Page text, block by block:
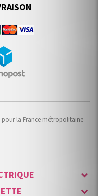
la France métropolitaine